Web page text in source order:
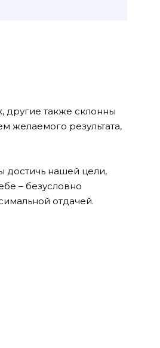
другие также склонны
желаемого результата,
достичь нашей цели,
– безусловно
отдачей.